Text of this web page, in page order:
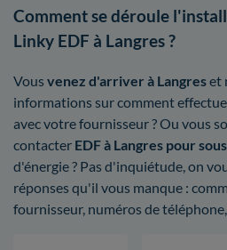
Comment se déroule
Linky EDF à Langres ?
Vous venez d'arriver à Langreset
informations sur comment
avec votre fournisseur ? Ou vous
contacter EDF à Langres pour
d'énergie ? Pas d'inquiétude, on
réponses qu'il vous manque :
fournisseur, numéros de